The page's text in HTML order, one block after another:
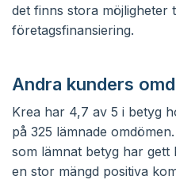
det finns stora möjligheter
företagsfinansiering.
Andra kunders
Krea har 4,7 av 5 i betyg
på 325 lämnade
som lämnat betyg har gett
en stor mängd positiva